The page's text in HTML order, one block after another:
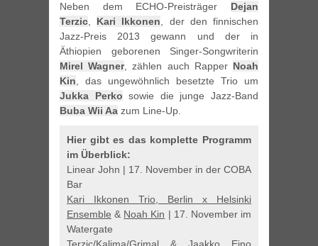
Neben dem ECHO-Preisträger Dejan
Terzic
Kari Ikkonen , der den finnischen
Jazz-Preis 2013 gewann und der in
Äthiopien geborenen Singer-Songwriterin
Mirel Wagner, zählen auch Rapper Noah
Kin , das ungewöhnlich besetzte Trio um
Jukka Perko sowie die junge Jazz-Band
Buba Wii Aa zum Line-Up.
Hier gibt es das komplette Programm
im Überblick:
Linear John | 17. November in der COBA
Bar
Kari Ikkonen Trio, Berlin x Helsinki
Ensemble & Noah Kin | 17. November im
Watergate